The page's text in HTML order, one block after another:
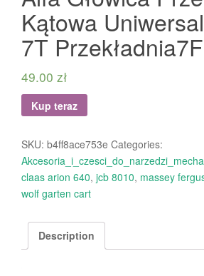
Kątowa
7T
49.00 zł
Kup teraz
SKU: b4ff8ace753e Categories:
claas arion 640, jcb 8010, massey
wolf garten cart
Description